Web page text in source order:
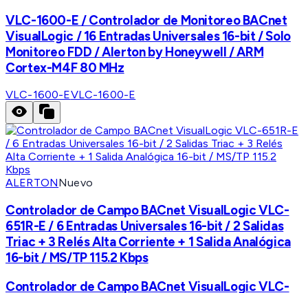
VLC-1600-E / Controlador de Monitoreo BACnet
VisualLogic / 16 Entradas Universales 16-bit / Solo
Monitoreo FDD / Alerton by Honeywell / ARM
Cortex-M4F 80 MHz
VLC-1600-EVLC-1600-E
ALERTONNuevo
Controlador de Campo BACnet VisualLogic VLC-
651R-E / 6 Entradas Universales 16-bit / 2 Salidas
Triac + 3 Relés Alta Corriente + 1 Salida Analógica
16-bit / MS/TP 115.2 Kbps
Controlador de Campo BACnet VisualLogic VLC-